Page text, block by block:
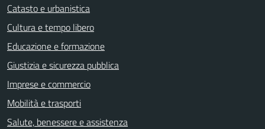
Catasto e urbanistica
Cultura e tempo libero
Educazione e formazione
Giustizia e sicurezza pubblica
Imprese e commercio
Mobilità e trasporti
Salute, benessere e assistenza